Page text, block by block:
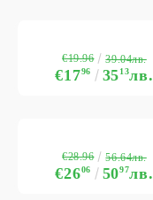
€1796 3513лв.
€19.96 39.04лв.
€2606 5097лв.
€28.96 56.64лв.